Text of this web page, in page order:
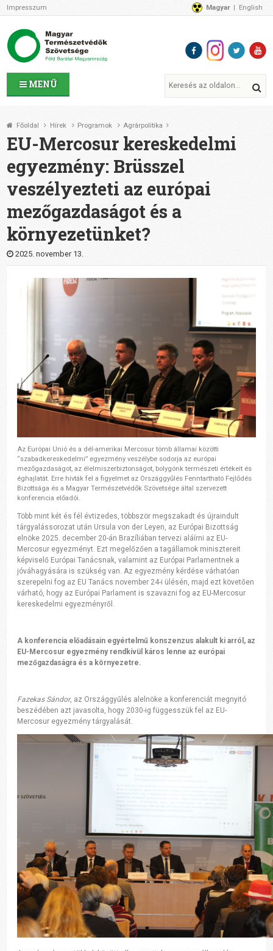
MENÜ
Impresszum Magyar English
Az MTVSZ-ről
Programok
MTVSZ ügyek és események
Tagszervezetek
Támogatóink
CSATLAKOZZ hozzánk!
1%
Segítsd a munkánkat!
Adományozz!
Támogatás
Főoldal Hírek Programok Agrárpolitika
EU-Mercosur kereskedelmi
egyezmény: Brüsszel
veszélyezteti az európai
mezőgazdaságot és a
környezetünket?
2025. november 13.
Az Európai Unió és a dél-amerikai Mercosur tömb államai közötti
“szabadkereskedelmi” egyezmény veszélybe sodorja az európai
mezőgazdaságot, az élelmiszerbiztonságot, bolygónk természeti értékeit és
éghajlatát. Erre hívták fel a figyelmet az Országgyűlés Fenntartható Fejlődés
Bizottsága és a Magyar Természetvédők Szövetsége által szervezett
konferencia előadói.
Több mint két és fél évtizedes, többször megszakadt és újraindult
tárgyalássorozat után Ursula von der Leyen, az Európai Bizottság
elnöke 2025. december 20-án Brazíliában tervezi aláírni az EU-
Mercosur egyezményt. Ezt megelőzően a tagállamok minisztereit
képviselő Európai Tanácsnak, valamint az Európai Parlamentnek a
jóváhagyására is szükség van. Az egyezmény kérdése várhatóan
szerepelni fog az EU Tanács november 24-i ülésén, majd ezt követően
várható, hogy az Európai Parlament is szavazni fog az EU-Mercosur
kereskedelmi egyezményről.
A konferencia előadásain egyértelmű konszenzus alakult ki arról, az
EU-Mercosur egyezmény rendkívül káros lenne az európai
mezőgazdaságra és a környezetre.
Fazekas Sándor, az Országgyűlés alelnöke a konferenciát megnyitó
beszédében azt javasolta, hogy 2030-ig függesszük fel az EU-
Mercosur egyezmény tárgyalását.